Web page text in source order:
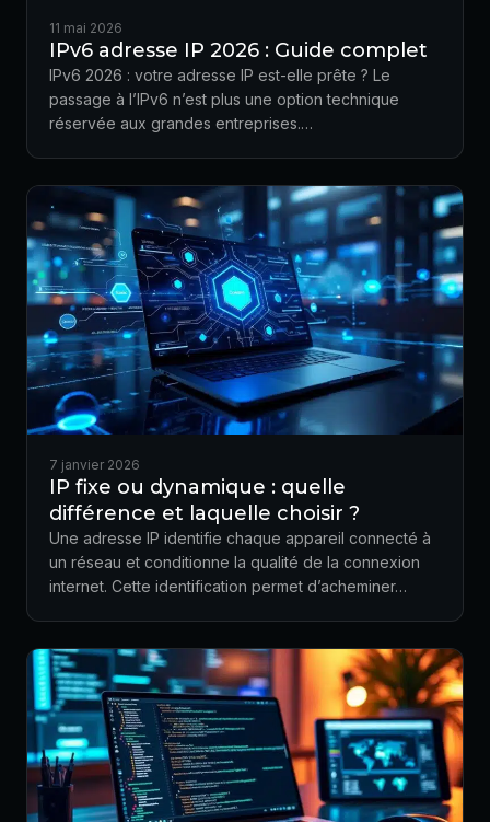
11 mai 2026
IPv6 adresse IP 2026 : Guide complet
IPv6 2026 : votre adresse IP est-elle prête ? Le
passage à l’IPv6 n’est plus une option technique
réservée aux grandes entreprises.…
7 janvier 2026
IP fixe ou dynamique : quelle
différence et laquelle choisir ?
Une adresse IP identifie chaque appareil connecté à
un réseau et conditionne la qualité de la connexion
internet. Cette identification permet d’acheminer…